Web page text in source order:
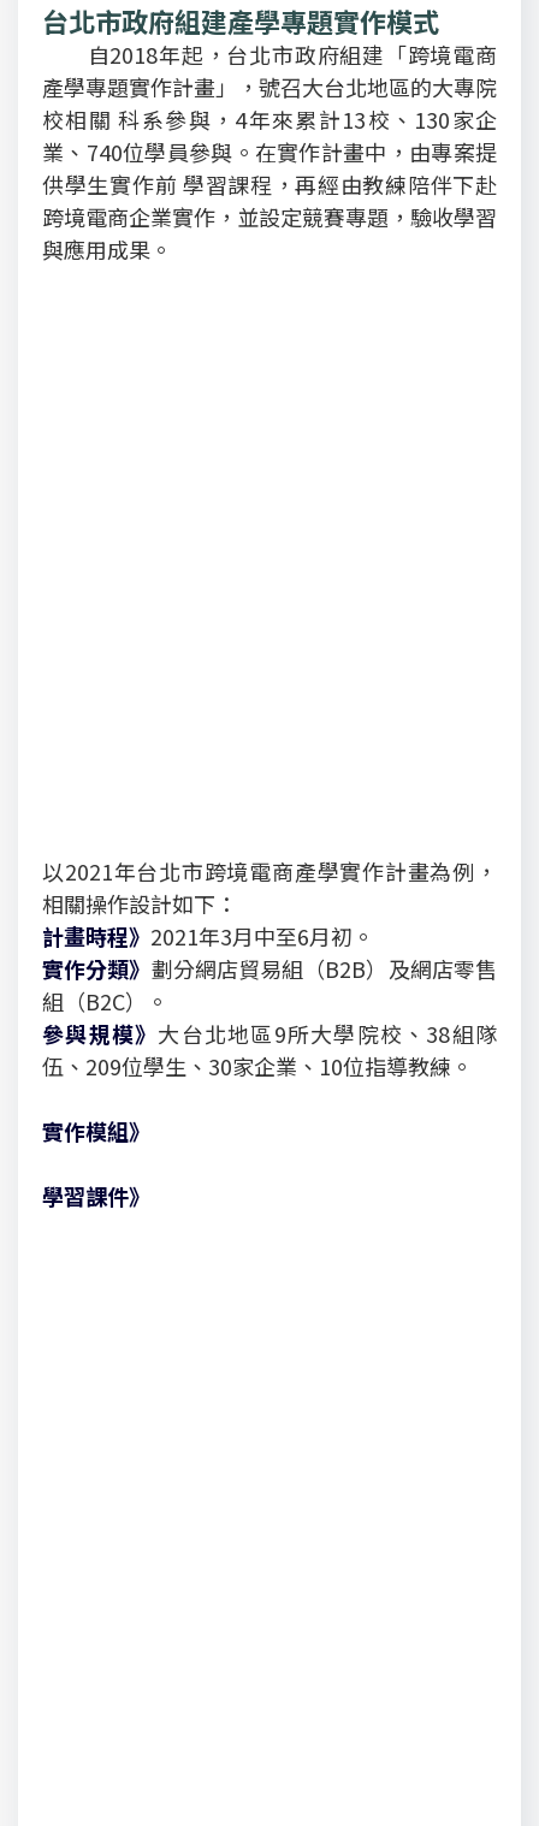
台北市政府組建產學專題實作模式
自2018年起，台北市政府組建「跨境電商
產學專題實作計畫」，號召大台北地區的大專院
校相關 科系參與，4年來累計13校、130家企
業、740位學員參與。在實作計畫中，由專案提
供學生實作前 學習課程，再經由教練陪伴下赴
跨境電商企業實作，並設定競賽專題，驗收學習
與應用成果。
以2021年台北市跨境電商產學實作計畫為例，
相關操作設計如下：
計畫時程》 2021年3月中至6月初。
實作分類》 劃分網店貿易組（B2B）及網店零售
組（B2C）。
參與規模》 大台北地區9所大學院校、38組隊
伍、209位學生、30家企業、10位指導教練。
實作模組》
學習課件》